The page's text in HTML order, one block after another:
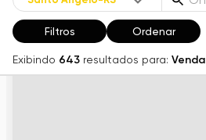
Filtros Ordenar
Exibindo 643 resultados para: Venda